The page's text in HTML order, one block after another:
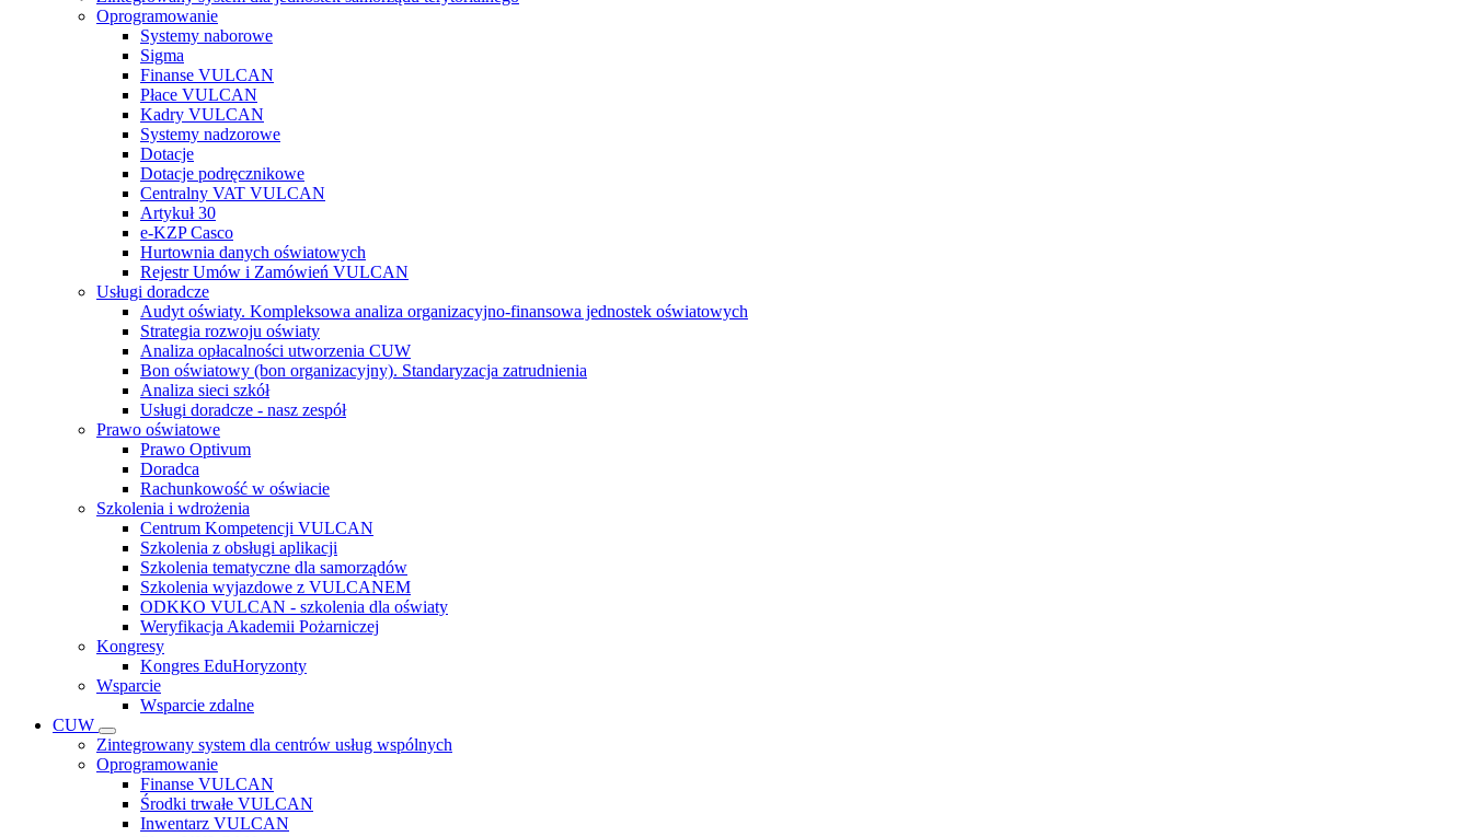
Oprogramowanie
Systemy naborowe
Sigma
Finanse VULCAN
Płace VULCAN
Kadry VULCAN
Systemy nadzorowe
Dotacje
Dotacje podręcznikowe
Centralny VAT VULCAN
Artykuł 30
e-KZP Casco
Hurtownia danych oświatowych
Rejestr Umów i Zamówień VULCAN
Usługi doradcze
Audyt oświaty. Kompleksowa analiza organizacyjno-finansowa jednostek oświatowych
Strategia rozwoju oświaty
Analiza opłacalności utworzenia CUW
Bon oświatowy (bon organizacyjny). Standaryzacja zatrudnienia
Analiza sieci szkół
Usługi doradcze - nasz zespół
Prawo oświatowe
Prawo Optivum
Doradca
Rachunkowość w oświacie
Szkolenia i wdrożenia
Centrum Kompetencji VULCAN
Szkolenia z obsługi aplikacji
Szkolenia tematyczne dla samorządów
Szkolenia wyjazdowe z VULCANEM
ODKKO VULCAN - szkolenia dla oświaty
Weryfikacja Akademii Pożarniczej
Kongresy
Kongres EduHoryzonty
Wsparcie
Wsparcie zdalne
CUW
Zintegrowany system dla centrów usług wspólnych
Oprogramowanie
Finanse VULCAN
Środki trwałe VULCAN
Inwentarz VULCAN